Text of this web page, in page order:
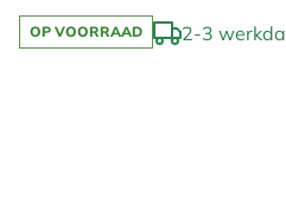
OP VOORRAAD 2-3